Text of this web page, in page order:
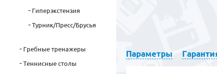
Параметры
Гиперэкстензия
Турник/Пресс/Брусья
Гребные тренажеры
Теннисные столы